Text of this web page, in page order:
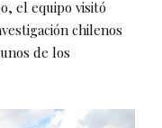
el equipo visitó
chilenos
de los